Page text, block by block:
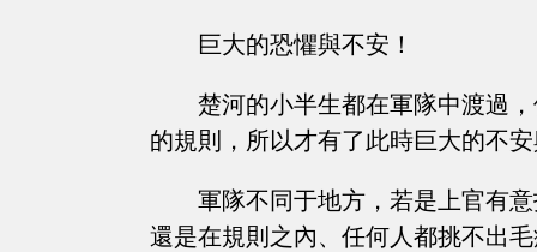
巨大的恐懼與不安！
楚河的小半生都在軍隊中渡過
的規則，所以才有了此時巨大的不
軍隊不同于地方，若是上官有
還是在規則之內、任何人都挑不出